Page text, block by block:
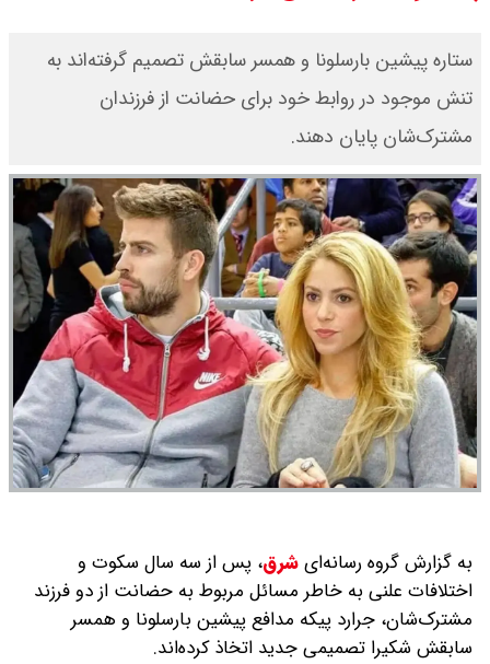
سنتی جمهوری‌خواهان را از دست می
دهد؟
بنزین برای دولت چقدر تمام می شود؟
یک ادعا: برخی مالکان اجاره بها را ۶۰
درصد افزایش می دهند
ستاره پیشین بارسلونا و همسر سابقش تصمیم گرفته‌اند به
تنش موجود در روابط خود برای حضانت از فرزندان
مشترک‌شان پایان دهند.
به گزارش گروه رسانه‌ایشرق، پس از سه سال سکوت و
اختلافات علنی به خاطر مسائل مربوط به حضانت از دو فرزند
مشترک‌شان، جرارد پیکه مدافع پیشین بارسلونا و همسر
سابقش شکیرا تصمیمی جدید اتخاذ کرده‌‌اند.